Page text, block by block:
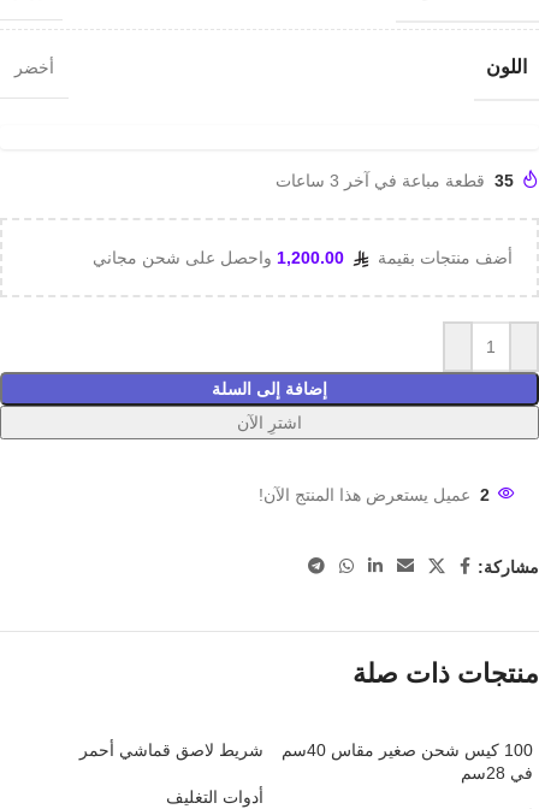
اللون أخضر
35 قطعة مباعة في آخر 3 ساعات
أضف منتجات بقيمة 1,200.00 واحصل على شحن مجاني
إضافة إلى السلة
اشترِ الآن
2 عميل يستعرض هذا المنتج الآن!
مشاركة:
منتجات ذات صلة
100 كيس شحن صغير مقاس 40سم
في 28سم
شريط لاصق قماشي أحمر
أدوات التغليف